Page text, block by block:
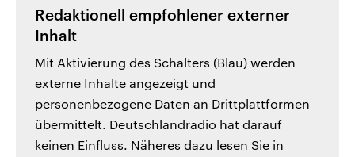
Redaktionell empfohlener externer
Inhalt
Mit Aktivierung des Schalters (Blau) werden
externe Inhalte angezeigt und
personenbezogene Daten an Drittplattformen
übermittelt. Deutschlandradio hat darauf
keinen Einfluss. Näheres dazu lesen Sie in